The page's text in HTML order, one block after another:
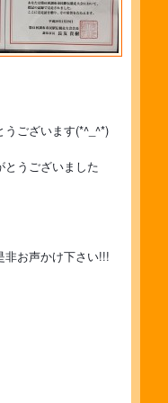
うございます(*^_^*)
うございました
非お声かけ下さい!!!